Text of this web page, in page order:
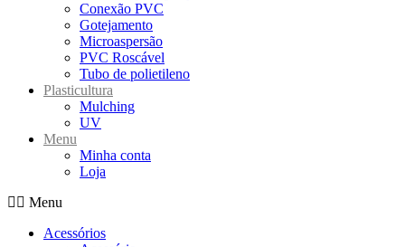
Conexão PVC
Gotejamento
Microaspersão
PVC Roscável
Tubo de polietileno
Plasticultura
Mulching
UV
Menu
Minha conta
Loja
Menu
Acessórios